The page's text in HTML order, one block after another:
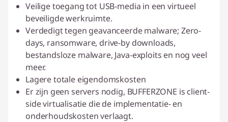
Veilige toegang tot USB-media in een virtueel
beveiligde werkruimte.
Verdedigt tegen geavanceerde malware; Zero-
days, ransomware, drive-by downloads,
bestandsloze malware, Java-exploits en nog veel
meer.
Lagere totale eigendomskosten
Er zijn geen servers nodig, BUFFERZONE is client-
side virtualisatie die de implementatie- en
onderhoudskosten verlaagt.